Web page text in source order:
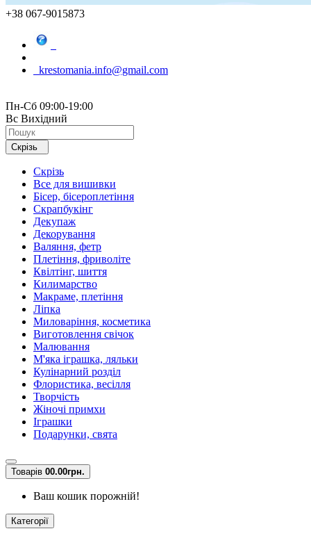
+38 067-9015873
krestomania.info@gmail.com
Пн-Сб 09:00-19:00
Вс Вихідний
Скрізь
Скрізь
Все для вишивки
Бісер, бісероплетіння
Скрапбукінг
Декупаж
Декорування
Валяння, фетр
Плетіння, фриволіте
Квілтінг, шиття
Килимарство
Макраме, плетіння
Ліпка
Миловаріння, косметика
Виготовлення свічок
Малювання
М'яка іграшка, ляльки
Кулінарний розділ
Флористика, весілля
Творчість
Жіночі примхи
Іграшки
Подарунки, свята
Товарів 00.00грн.
Ваш кошик порожній!
Категорії